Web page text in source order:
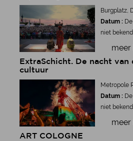
Burgplatz,
Datum :
niet bekend.
meer
ExtraSchicht. De nacht
cultuur
Metropole
Datum :
niet bekend.
meer
ART COLOGNE